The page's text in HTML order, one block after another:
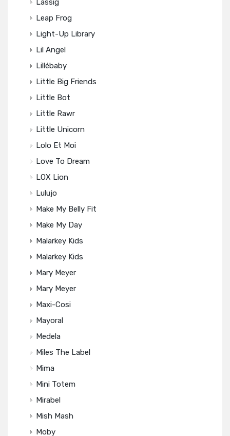
Lassig
Leap Frog
Light-Up Library
Lil Angel
Lillébaby
Little Big Friends
Little Bot
Little Rawr
Little Unicorn
Lolo Et Moi
Love To Dream
LOX Lion
Lulujo
Make My Belly Fit
Make My Day
Malarkey Kids
Malarkey Kids
Mary Meyer
Mary Meyer
Maxi-Cosi
Mayoral
Medela
Miles The Label
Mima
Mini Totem
Mirabel
Mish Mash
Moby